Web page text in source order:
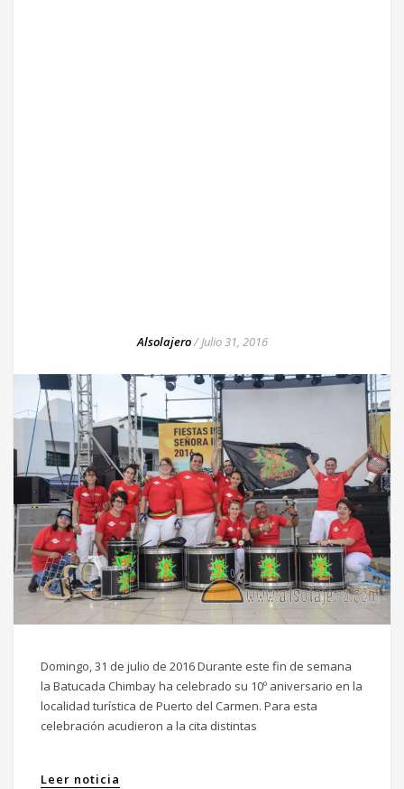
Alsolajero/Julio 31, 2016
Domingo, 31 de julio de 2016 Durante este fin de semana
la Batucada Chimbay ha celebrado su 10º aniversario en la
localidad turística de Puerto del Carmen. Para esta
celebración acudieron a la cita distintas
Leer noticia